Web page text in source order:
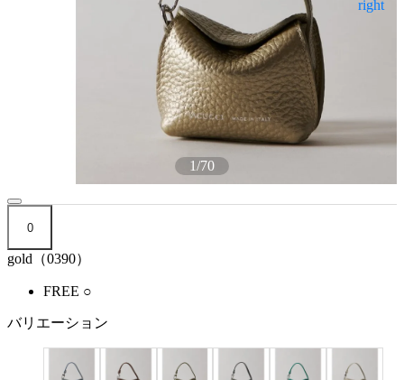
1/70
0
gold（0390）
FREE ○
バリエーション